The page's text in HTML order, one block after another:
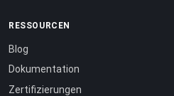
RESSOURCEN
Blog
Dokumentation
Zertifizierungen